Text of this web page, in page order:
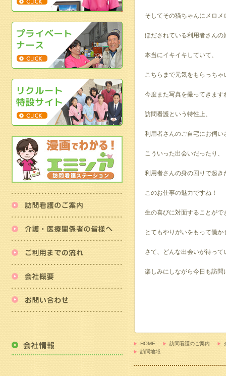
そしてその猫ちゃんにメロメ
ほだされている利用者さんの
本当にイキイキしていて、
こちらまで元気をもらっちゃ
今度また写真を撮ってきます
訪問看護という特性上、
利用者さんのご自宅にお伺
こういった出会いだったり、
利用者さんの身の回りで起
このお仕事の魅力ですね！
生の喜びに対面することがで
とてもやりがいをもって働
さて、どんな出会いが待って
楽しみにしながら今日も訪問
HOME 訪問看護のご案内
訪問地域
訪問看護のご案内
会社概要